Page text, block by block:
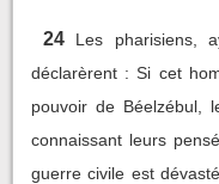
24
Les pharisiens,
déclarèrent : Si cet
pouvoir de Béelzébul,
connaissant leurs
guerre civile est